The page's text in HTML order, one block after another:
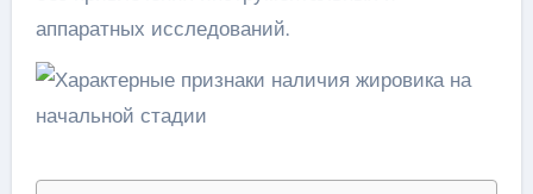
аппаратных исследований.